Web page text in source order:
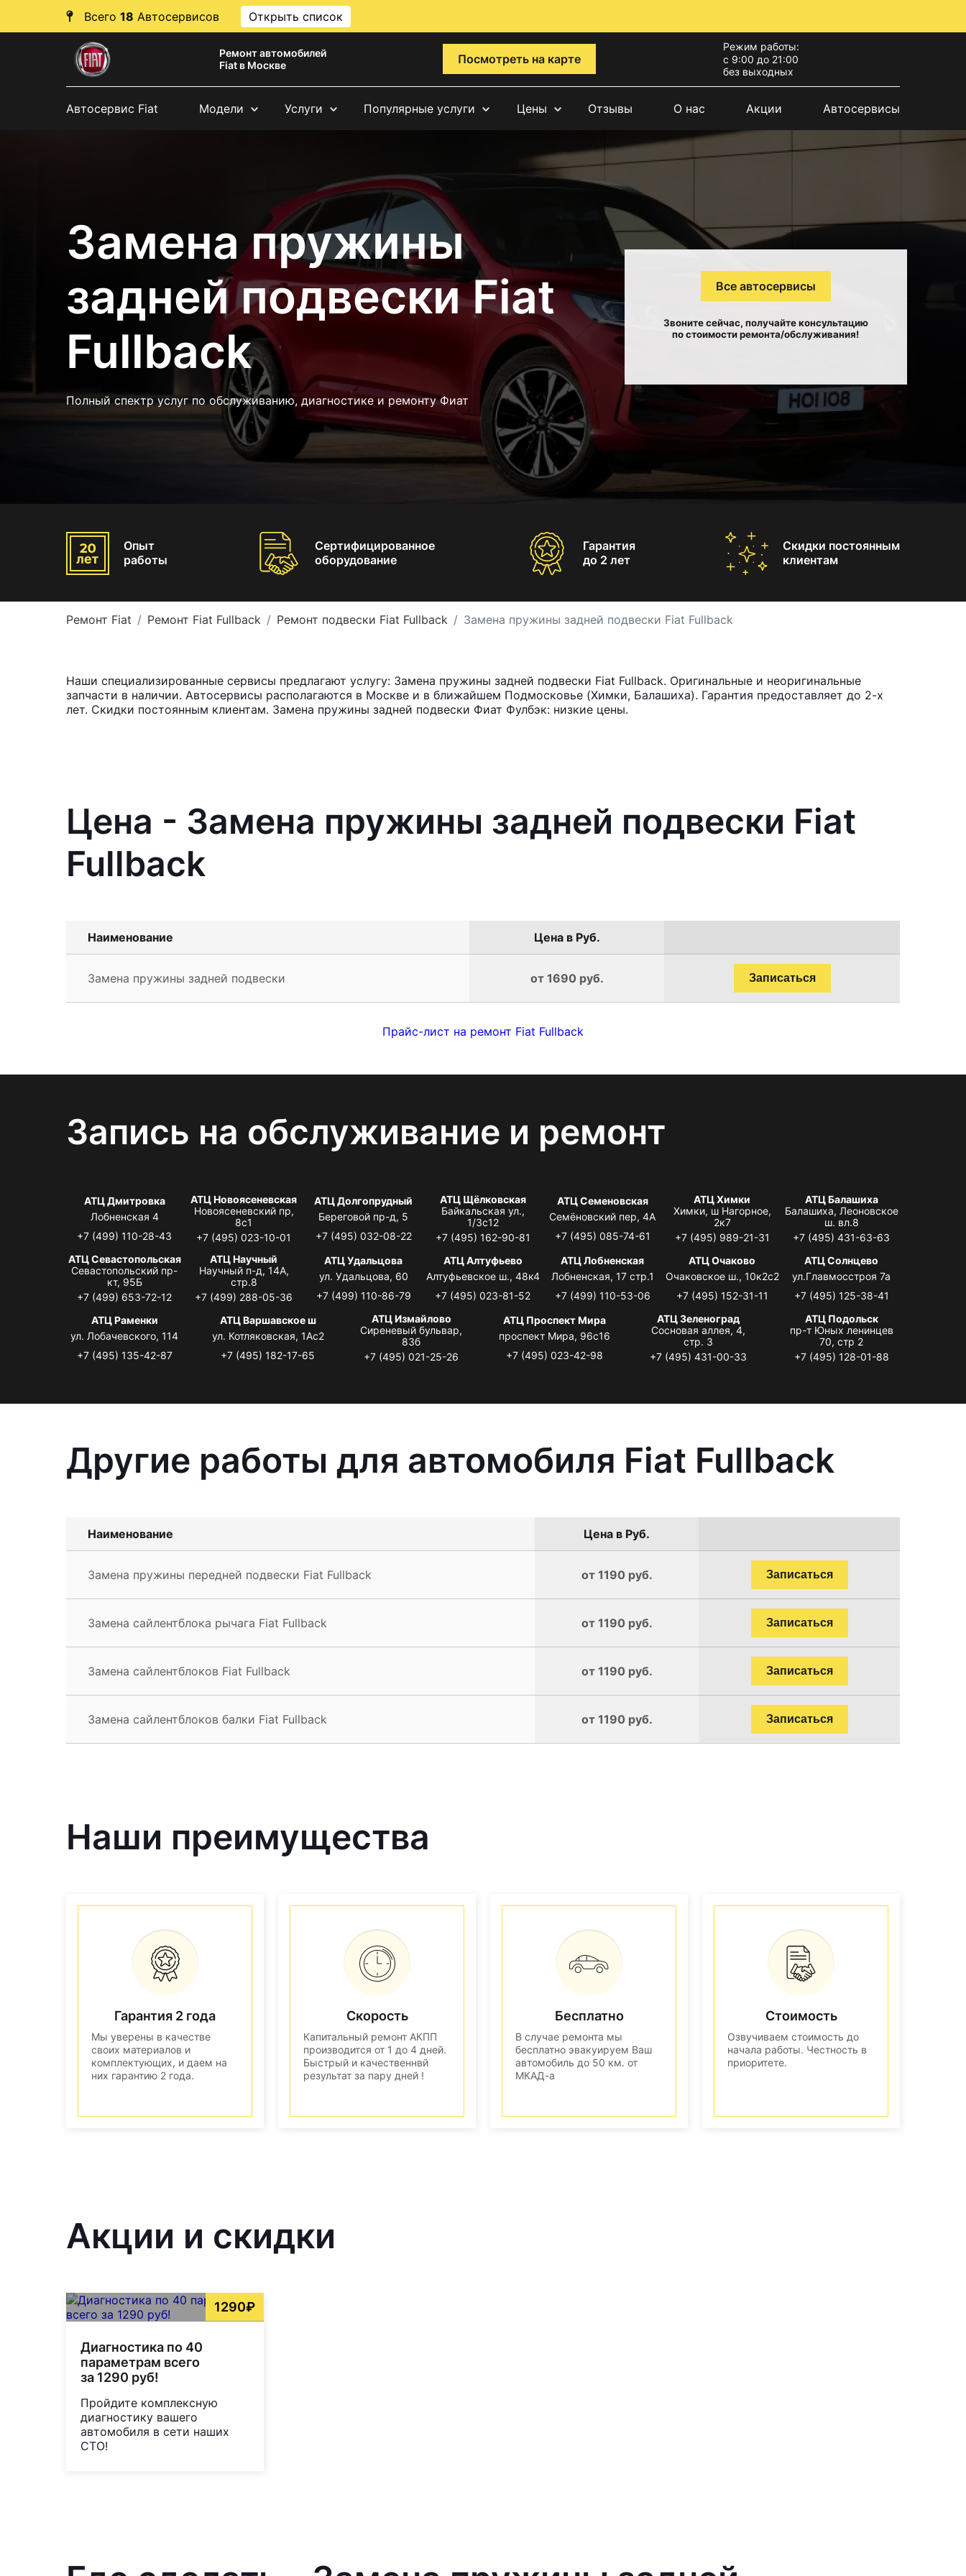
Всего 18 Автосервисов Открыть список
Ремонт автомобилей
Fiat в Москве
Посмотреть на карте
Режим работы:
с 9:00 до 21:00
без выходных
Автосервис Fiat Модели Услуги Популярные услуги Цены Отзывы О нас Акции Автосервисы
Замена пружины
задней подвески Fiat
Fullback
Полный спектр услуг по обслуживанию, диагностике и ремонту Фиат
Все автосервисы
Звоните сейчас, получайте консультацию
по стоимости ремонта/обслуживания!
Опыт
работы
Сертифицированное
оборудование
Гарантия
до 2 лет
Скидки постоянным
клиентам
Ремонт Fiat Ремонт Fiat Fullback Ремонт подвески Fiat Fullback Замена пружины задней подвески Fiat Fullback
Наши специализированные сервисы предлагают услугу: Замена пружины задней подвески Fiat Fullback. Оригинальные и неоригинальные
запчасти в наличии. Автосервисы располагаются в Москве и в ближайшем Подмосковье (Химки, Балашиха). Гарантия предоставляет до 2-х
лет. Скидки постоянным клиентам. Замена пружины задней подвески Фиат Фулбэк: низкие цены.
Цена - Замена пружины задней подвески Fiat
Fullback
Наименование Цена в Руб.
Замена пружины задней подвески от 1690 руб. Записаться
Прайс-лист на ремонт Fiat Fullback
Запись на обслуживание и ремонт
АТЦ Дмитровка
Лобненская 4
+7 (499) 110-28-43
АТЦ Новоясеневская
Новоясеневский пр,
8с1
+7 (495) 023-10-01
АТЦ Долгопрудный
Береговой пр-д, 5
+7 (495) 032-08-22
АТЦ Щёлковская
Байкальская ул.,
1/3с12
+7 (495) 162-90-81
АТЦ Семеновская
Семёновский пер, 4А
+7 (495) 085-74-61
АТЦ Химки
Химки, ш Нагорное,
2к7
+7 (495) 989-21-31
АТЦ Балашиха
Балашиха, Леоновское
ш. вл.8
+7 (495) 431-63-63
АТЦ Севастопольская
Севастопольский пр-
кт, 95Б
+7 (499) 653-72-12
АТЦ Научный
Научный п-д, 14А,
стр.8
+7 (499) 288-05-36
АТЦ Удальцова
ул. Удальцова, 60
+7 (499) 110-86-79
АТЦ Алтуфьево
Алтуфьевское ш., 48к4
+7 (495) 023-81-52
АТЦ Лобненская
Лобненская, 17 стр.1
+7 (499) 110-53-06
АТЦ Очаково
Очаковское ш., 10к2с2
+7 (495) 152-31-11
АТЦ Солнцево
ул.Главмосстроя 7а
+7 (495) 125-38-41
АТЦ Раменки
ул. Лобачевского, 114
+7 (495) 135-42-87
АТЦ Варшавское ш
ул. Котляковская, 1Ас2
+7 (495) 182-17-65
АТЦ Измайлово
Сиреневый бульвар,
83б
+7 (495) 021-25-26
АТЦ Проспект Мира
проспект Мира, 96с16
+7 (495) 023-42-98
АТЦ Зеленоград
Сосновая аллея, 4,
стр. 3
+7 (495) 431-00-33
АТЦ Подольск
пр-т Юных ленинцев
70, стр 2
+7 (495) 128-01-88
Другие работы для автомобиля Fiat Fullback
Наименование Цена в Руб.
Замена пружины передней подвески Fiat Fullback от 1190 руб. Записаться
Замена сайлентблока рычага Fiat Fullback от 1190 руб. Записаться
Замена сайлентблоков Fiat Fullback от 1190 руб. Записаться
Замена сайлентблоков балки Fiat Fullback от 1190 руб. Записаться
Наши преимущества
Гарантия 2 года
Мы уверены в качестве
своих материалов и
комплектующих, и даем на
них гарантию 2 года.
Скорость
Капитальный ремонт АКПП
производится от 1 до 4 дней.
Быстрый и качественнвй
результат за пару дней !
Бесплатно
В случае ремонта мы
бесплатно эвакуируем Ваш
автомобиль до 50 км. от
МКАД-а
Стоимость
Озвучиваем стоимость до
начала работы. Честность в
приоритете.
Акции и скидки
1290₽
Диагностика по 40
параметрам всего
за 1290 руб!
Пройдите комплексную
диагностику вашего
автомобиля в сети наших
СТО!